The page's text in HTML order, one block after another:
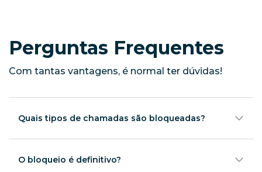
Perguntas Frequentes
Com tantas vantagens, é normal ter dúvidas!
Quais tipos de chamadas são bloqueadas?
telecomunicações e instituições financeiras.
O bloqueio é definitivo?